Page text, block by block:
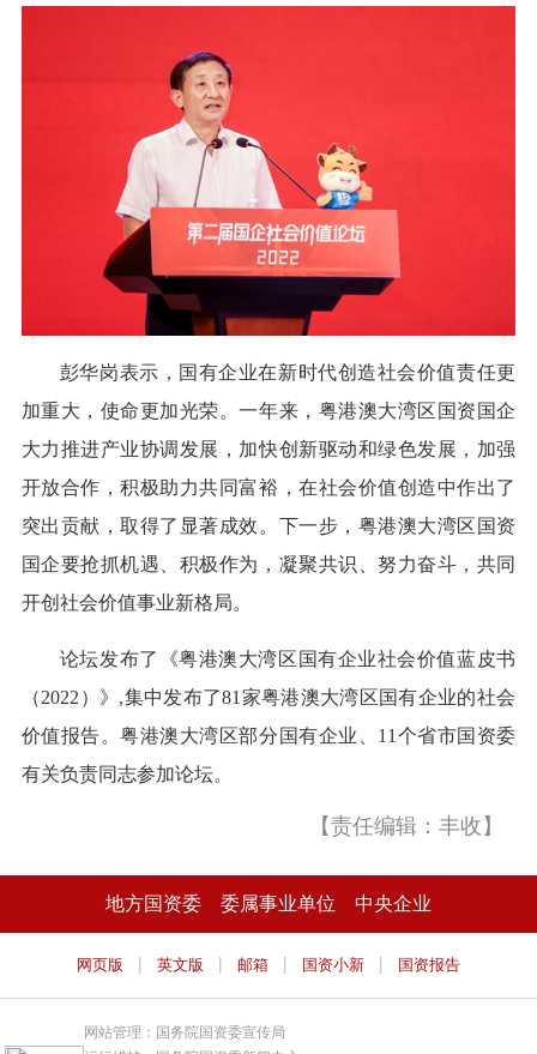
彭华岗表示，国有企业在新时代创造社会价值责任更
加重大，使命更加光荣。一年来，粤港澳大湾区国资国企
大力推进产业协调发展，加快创新驱动和绿色发展，加强
开放合作，积极助力共同富裕，在社会价值创造中作出了
突出贡献，取得了显著成效。下一步，粤港澳大湾区国资
国企要抢抓机遇、积极作为，凝聚共识、努力奋斗，共同
开创社会价值事业新格局。
论坛发布了《粤港澳大湾区国有企业社会价值蓝皮书
（2022）》,集中发布了81家粤港澳大湾区国有企业的社会
价值报告。粤港澳大湾区部分国有企业、11个省市国资委
有关负责同志参加论坛。
【责任编辑：丰收】
地方国资委 委属事业单位 中央企业
网页版 | 英文版 | 邮箱 | 国资小新 | 国资报告
网站管理：国务院国资委宣传局